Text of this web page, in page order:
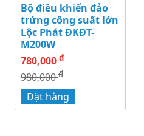
Bộ điều khiển đảo
trứng công suất lớn
Lộc Phát ĐKĐT-
M200W
780,000 đ
980,000đ
Đặt hàng